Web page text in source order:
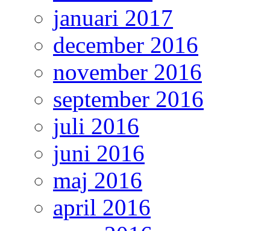
januari 2017
december 2016
november 2016
september 2016
juli 2016
juni 2016
maj 2016
april 2016